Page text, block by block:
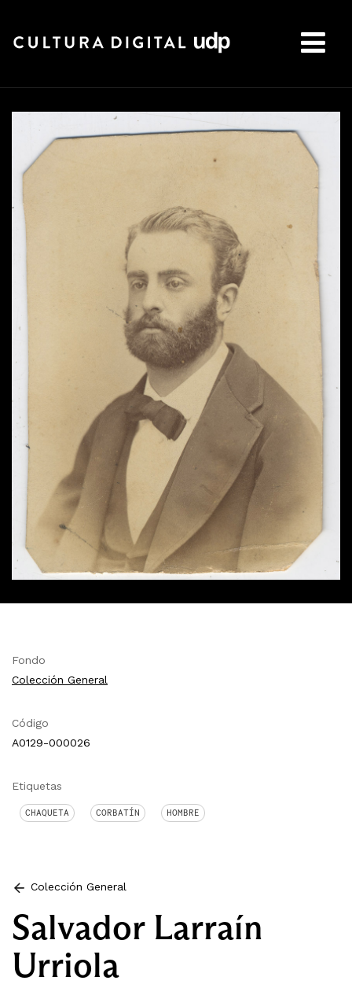
Fondo
Colección General
Código
A0129-000026
Etiquetas
CHAQUETA CORBATÍN HOMBRE
Colección General
Salvador Larraín
Urriola